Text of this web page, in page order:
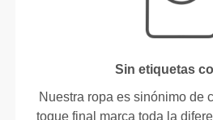
Sin etiquetas
Nuestra ropa es sinónimo de
toque final marca toda la